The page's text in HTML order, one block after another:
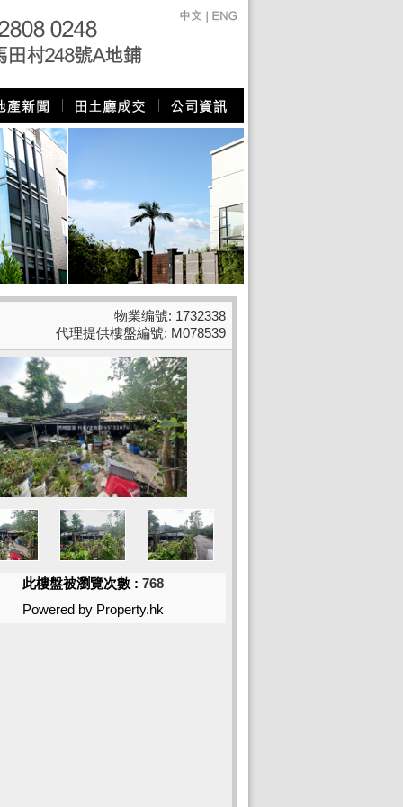
物業编號: 1732338
代理提供樓盤編號: M078539
此樓盤被瀏覽次數 : 768
Powered by Property.hk